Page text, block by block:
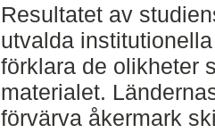
Resultatet av
utvalda
förklara de olikheter
materialet.
förvärva åkermark